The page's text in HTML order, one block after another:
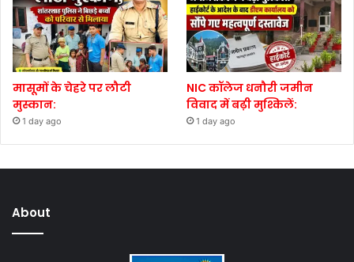
मासूमों के चेहरे पर लौटी
मुस्कान:
1 day ago
NIC कॉलेज धनौरी जमीन
विवाद में बढ़ी मुश्किलें:
1 day ago
About